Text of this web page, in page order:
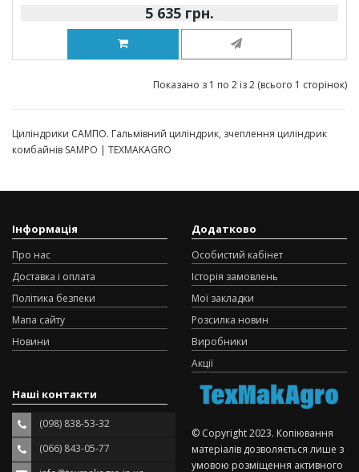
5 635 грн.
Показано з 1 по 2 із 2 (всього 1 сторінок)
Циліндрики САМПО. Гальмівний циліндрик, зчеплення циліндрик
комбайнів SAMPO | TEXMAKAGRO
Інформація
Про нас
Доставка і оплата
Політика безпеки
Мапа сайту
Новини
Додатково
Особистий кабінет
Історія замовлень
Мої закладки
Розсилка новин
Виробники
Акції
Наші контакти
(098) 838-53-32
(066) 843-05-77
© Copyright 2023. Копіювання
матеріалів дозволяється лише з
умовою розміщення активного